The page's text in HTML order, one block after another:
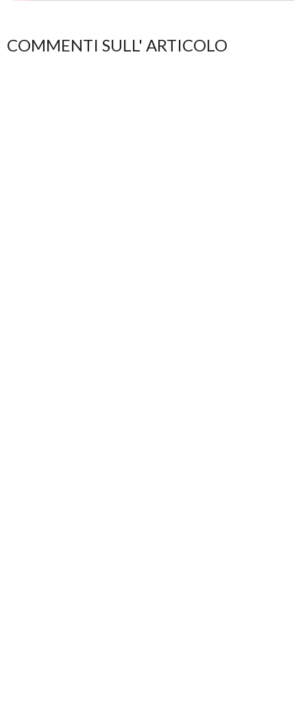
COMMENTI SULL' ARTICOLO